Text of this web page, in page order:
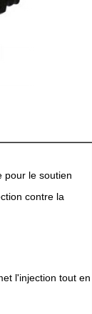
pour le soutien
contre la
l'injection tout en